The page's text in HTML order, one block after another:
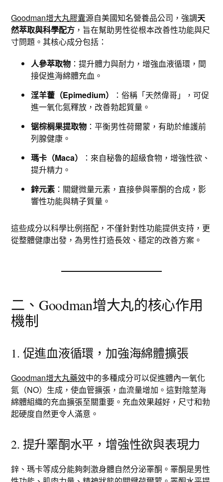
Goodman增大丸膠囊源自美國知名營養品公司，強調天
然萃取與科學配方 ，旨在幫助男性從根本改善性功能與尺
寸問題。其核心成分包括：
人參萃取物 ：提升體力與耐力，增強血液循環，間
接促進海綿體充血。
淫羊藿（Epimedium）
：俗稱「天然偉哥」，可促
進一氧化氮釋放，改善勃起質量。
锯棕榈果提取物 ：平衡男性荷爾蒙，有助於維護前
列腺健康。
瑪卡（Maca）
：來自秘魯的超級食物，增強性欲、
提升精力。
鋅元素 ：關鍵微量元素，直接參與睪酮的合成，影
響性功能與精子質量。
這些成分以科學比例搭配，不僅針對性功能提供支持，更
從整體健康出發，為男性打造長效、穩定的改善方案。
二、Goodman增大丸的核心作用
機制
1. 促進血液循環，加強海綿體擴張
Goodman增大丸藥效中的多種成分可以促進體內一氧化
氮（NO）生成，使血管擴張，血流量增加。這對陰莖海
綿體組織的充血擴張至關重要。充血效果越好，尺寸和勃
起硬度自然更令人滿意。
2. 提升睪酮水平，增強性欲與表現力
鋅、瑪卡等成分能夠刺激身體自然分泌睪酮。睪酮是男性